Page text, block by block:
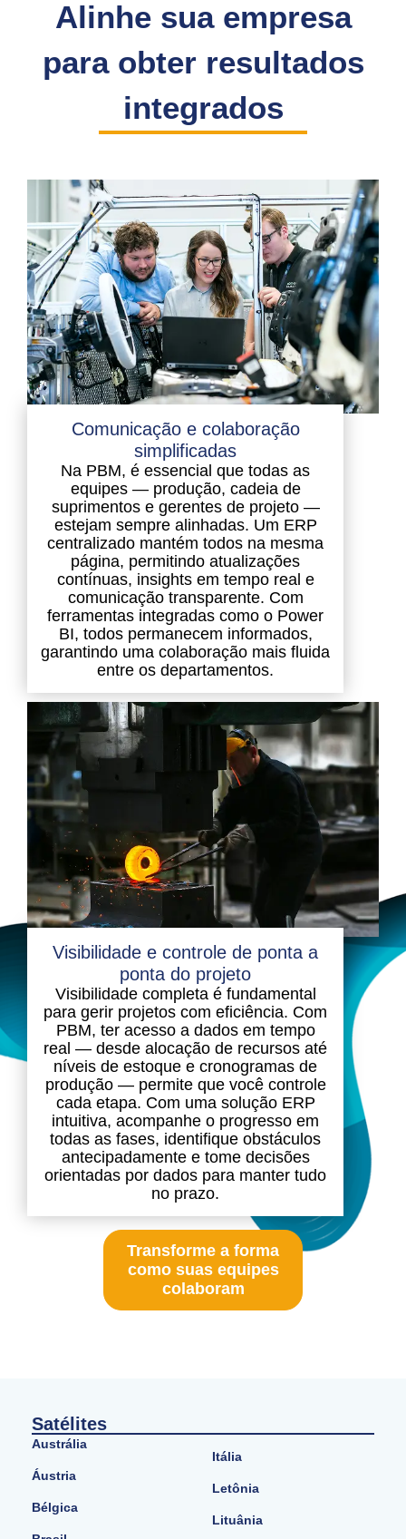
Alinhe sua empresa
para obter resultados
integrados
Comunicação e colaboração
simplificadas
Na PBM, é essencial que todas as
equipes — produção, cadeia de
suprimentos e gerentes de projeto —
estejam sempre alinhadas. Um ERP
centralizado mantém todos na mesma
página, permitindo atualizações
contínuas, insights em tempo real e
comunicação transparente. Com
ferramentas integradas como o Power
BI, todos permanecem informados,
garantindo uma colaboração mais fluida
entre os departamentos.
Visibilidade e controle de ponta a
ponta do projeto
Visibilidade completa é fundamental
para gerir projetos com eficiência. Com
PBM, ter acesso a dados em tempo
real — desde alocação de recursos até
níveis de estoque e cronogramas de
produção — permite que você controle
cada etapa. Com uma solução ERP
intuitiva, acompanhe o progresso em
todas as fases, identifique obstáculos
antecipadamente e tome decisões
orientadas por dados para manter tudo
no prazo.
Transforme a forma
como suas equipes
colaboram
Satélites
Austrália
Áustria
Bélgica
Itália
Letônia
Lituânia